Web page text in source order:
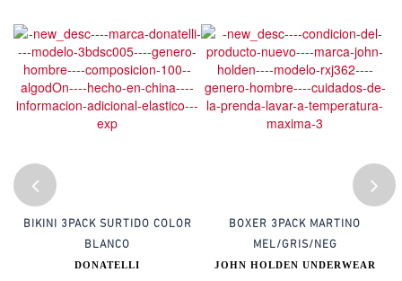
BIKINI 3PACK SURTIDO COLOR
BLANCO
DONATELLI
BOXER 3PACK MARTINO
MEL/GRIS/NEG
JOHN HOLDEN UNDERWEAR